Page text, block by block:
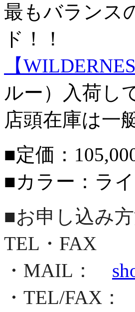
最もバランス
ド！！
【
ルー）入荷し
店頭在庫は一
■定価：
■カラー：ラ
■お申し込み
TEL・FAX
・MAIL：
・TEL/FAX